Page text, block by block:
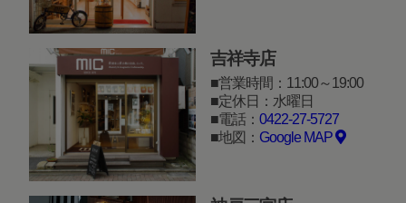
吉祥寺店
営業時間：11:00～19:00
定休日：水曜日
電話： 0422-27-5727
地図： Google MAP